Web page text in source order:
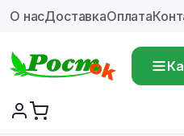
О насДоставкаОплата